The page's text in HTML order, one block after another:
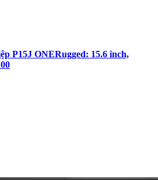
P15J ONERugged: 15.6 inch,